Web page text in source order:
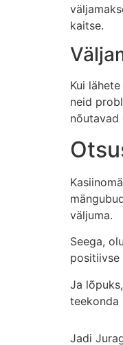
kaitse.
Kui
neid
nõutavad
väljuma.
Seega,
positiivse
Ja
teekonda
Jadi